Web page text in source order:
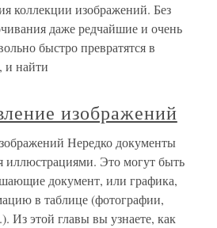
коллекции изображений. Без
даже редчайшие и очень
быстро превратятся в
и найти
изображений
Нередко документы
иллюстрациями. Это могут быть
документ, или графика,
в таблице (фотографии,
Из этой главы вы узнаете, как